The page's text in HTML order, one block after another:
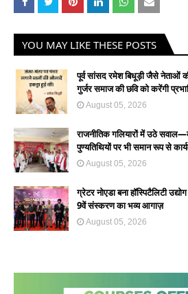
YOU MAY LIKE THESE POSTS
पूर्व सांसद रमेश बिधूड़ी जैसे नेताओं
गुर्जर समाज की छवि को करेंगी
August 05, 2026
राजनीतिक गलियारों में उठे
पुण्यतिथियों पर भी समान रूप से
August 05, 2026
ग्रेटर नोएडा बना हॉस्पिटैलिटी
9वें संस्करण का भव्य आगाज़
August 05, 2026